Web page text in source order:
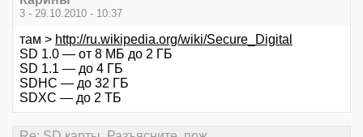
3 - 29.10.2010 - 10:37
там > http://ru.wikipedia.org/wiki/Secure_Digital
SD 1.0 — от 8 МБ до 2 ГБ
SD 1.1 — до 4 ГБ
SDHC — до 32 ГБ
SDXC — до 2 ТБ